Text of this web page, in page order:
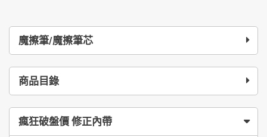
魔擦筆/魔擦筆芯
商品目錄
瘋狂破盤價 修正內帶